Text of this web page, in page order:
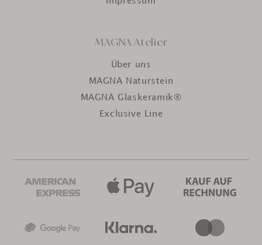
MAGNA Atelier
Über uns
MAGNA Naturstein
MAGNA Glaskeramik®
Exclusive Line